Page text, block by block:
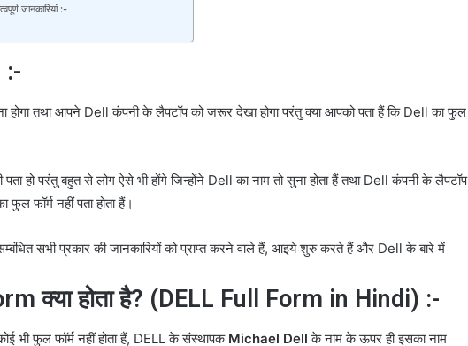
जानकारियां :-
:-
होगा तथा आपने Dell कंपनी के लैपटॉप को जरूर देखा होगा परंतु क्या आपको पता हैं कि Dell का फुल
हो परंतु बहुत से लोग ऐसे भी होंगे जिन्होंने Dell का नाम तो सुना होता हैं तथा Dell कंपनी के लैपटॉप
फॉर्म नहीं पता होता हैं।
सभी प्रकार की जानकारियों को प्राप्त करने वाले हैं, आइये शुरु करते हैं और Dell के बारे में
क्या होता है? (DELL Full Form in Hindi) :-
भी फुल फॉर्म नहीं होता हैं, DELL के संस्थापक Michael Dell के नाम के ऊपर ही इसका नाम